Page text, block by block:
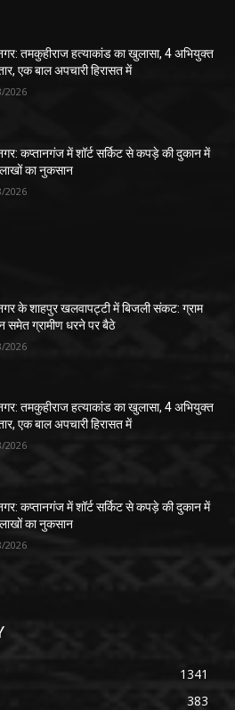
तमकुहीराज हत्याकांड का खुलासा, 4 अभियुक्त
एक बाल अपचारी हिरासत में
2026
कप्तानगंज में शॉर्ट सर्किट से कपड़े की दुकान में
का नुकसान
2026
के शाहपुर खलवापट्टी में बिजली संकट: ग्राम
समेत ग्रामीण धरने पर बैठे
2026
तमकुहीराज हत्याकांड का खुलासा, 4 अभियुक्त
एक बाल अपचारी हिरासत में
2026
कप्तानगंज में शॉर्ट सर्किट से कपड़े की दुकान में
का नुकसान
2026
1341
383